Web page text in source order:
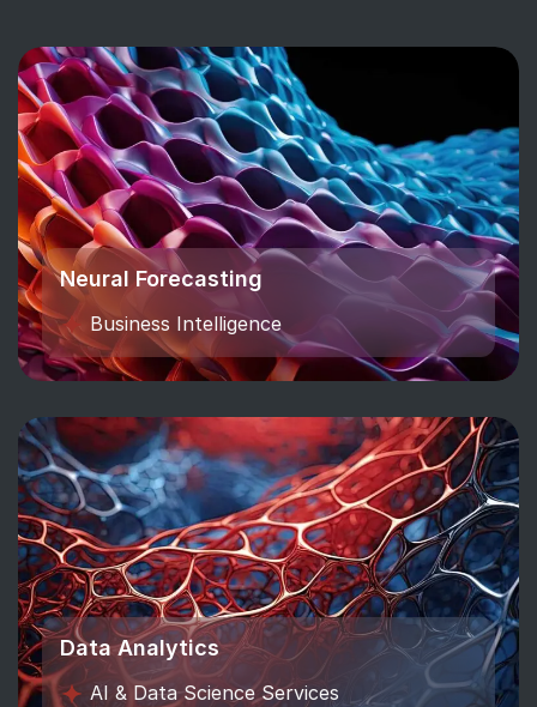
Neural Forecasting
Business Intelligence
Data Analytics
AI & Data Science Services